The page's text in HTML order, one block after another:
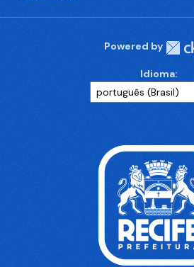
Powered by
Idioma